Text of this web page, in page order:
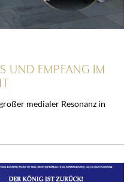
UND EMPFANG IM
medialer Resonanz in